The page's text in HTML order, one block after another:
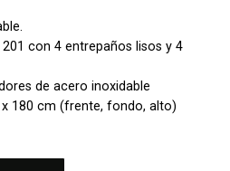
con 4 entrepaños lisos y 4
de acero inoxidable
x 180 cm (frente, fondo, alto)